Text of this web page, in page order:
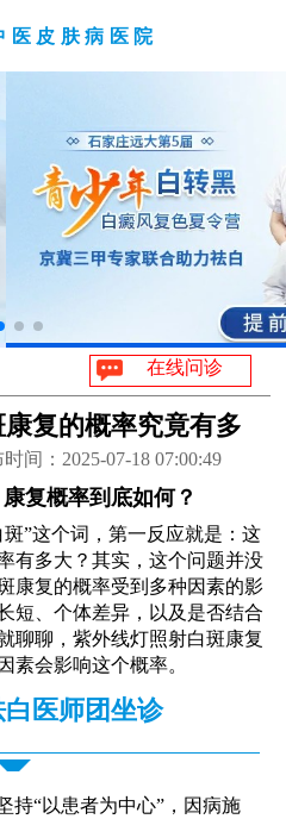
医皮肤病医院
在线问诊
复的概率究竟有多
？
间：2025-07-18 07:00:49
复概率到底如何？
”这个词，第一反应就是：这
有多大？其实，这个问题并没
康复的概率受到多种因素的影
短、个体差异，以及是否结合
聊聊，紫外线灯照射白斑康复
素会影响这个概率。
医师团坐诊
持“以患者为中心”，因病施